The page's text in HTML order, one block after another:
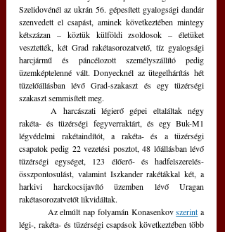
Szelidovénél az ukrán 56. gépesített gyalogsági dandár
szenvedett el csapást, aminek következtében mintegy
kétszázan – köztük külföldi zsoldosok – életüket
vesztették, két Grad rakétasorozatvető, tíz gyalogsági
harcjármű és páncélozott személyszállító pedig
üzemképtelenné vált. Donyecknél az ütegelhárítás hét
tüzelőállásban lévő Grad-szakaszt és egy tüzérségi
szakaszt semmisített meg.
	A harcászati légierő gépei eltaláltak négy
rakéta- és tüzérségi fegyverraktárt, és egy Buk-M1
légvédelmi rakétaindítót, a rakéta- és a tüzérségi
csapatok pedig 22 vezetési posztot, 48 lőállásban lévő
tüzérségi egységet, 123 élőerő- és hadfelszerelés-
összpontosulást, valamint Iszkander rakétákkal két, a
harkivi harckocsijavító üzemben lévő Uragan
rakétasorozatvetőt likvidáltak.
	Az elmúlt nap folyamán Konasenkov
szerint a
légi-, rakéta- és tüzérségi csapások következtében több